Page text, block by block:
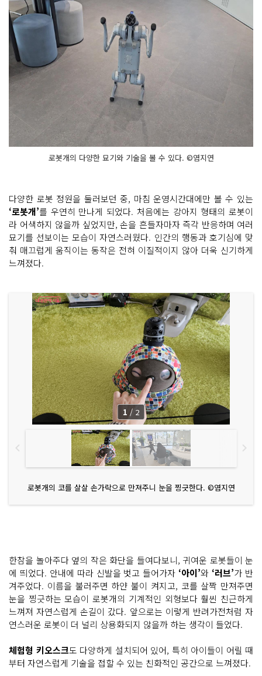
로봇개의 다양한 묘기와 기술을 볼 수 있다. ©염지연
다양한 로봇 정원을 둘러보던 중, 마침 운영시간대에만 볼 수 있는
‘로봇개’를 우연히 만나게 되었다. 처음에는 강아지 형태의 로봇이
라 어색하지 않을까 싶었지만, 손을 흔들자마자 즉각 반응하며 여러
묘기를 선보이는 모습이 자연스러웠다. 인간의 행동과 호기심에 맞
춰 매끄럽게 움직이는 동작은 전혀 이질적이지 않아 더욱 신기하게
느껴졌다.
로봇개의 코를 살살 손가락으로 만져주니 눈을 찡긋한다. ©염지연
1 / 2
한참을 놀아주다 옆의 작은 화단을 들여다보니, 귀여운 로봇들이 눈
에 띄었다. 안내에 따라 신발을 벗고 들어가자 ‘아이’와 ‘러브’가 반
겨주었다. 이름을 불러주면 하얀 불이 켜지고, 코를 살짝 만져주면
눈을 찡긋하는 모습이 로봇개의 기계적인 외형보다 훨씬 친근하게
느껴져 자연스럽게 손길이 갔다. 앞으로는 이렇게 반려가전처럼 자
연스러운 로봇이 더 널리 상용화되지 않을까 하는 생각이 들었다.
체험형 키오스크도 다양하게 설치되어 있어, 특히 아이들이 어릴 때
부터 자연스럽게 기술을 접할 수 있는 친화적인 공간으로 느껴졌다.